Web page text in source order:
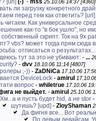
[url] (-) - mss 25.10.06 14:37 [4360]
ли загрузку конкретного
перед тем как ответить? [url]
читаем. Как универсальное
как-то "в бок ушло", но
собственный скрипт. Ток на 9x
vbs? может тогда прям сюда
отписаться о
тут за это не убивают: - ...
- dvv 18.10.06 11:14 [4807]
;-)) - ZaDNiCa 17.10.06
DeviceLock - amirul
вопрос - whiletrue 17.10.06
не выйдет. - amirul 25.10.06
Хм.. а и пусть будет hid, а не stor -
шутишь? [upd] - ZloyShaman
Да фигня все... Вот
По левым девайсам.